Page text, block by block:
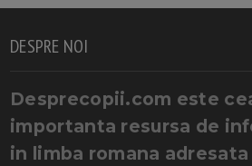
DESPRE NOI
Desprecopii.com este
importanta resursa de
in limba romana